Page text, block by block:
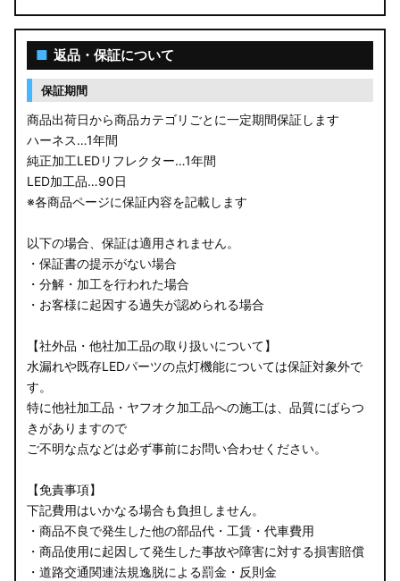
■ 返品・保証について
保証期間
商品出荷日から商品カテゴリごとに一定期間保証します
ハーネス…1年間
純正加工LEDリフレクター…1年間
LED加工品…90日
※各商品ページに保証内容を記載します
以下の場合、保証は適用されません。
・保証書の提示がない場合
・分解・加工を行われた場合
・お客様に起因する過失が認められる場合
【社外品・他社加工品の取り扱いについて】
水漏れや既存LEDパーツの点灯機能については保証対象外で
す。
特に他社加工品・ヤフオク加工品への施工は、品質にばらつ
きがありますので
ご不明な点などは必ず事前にお問い合わせください。
【免責事項】
下記費用はいかなる場合も負担しません。
・商品不良で発生した他の部品代・工賃・代車費用
・商品使用に起因して発生した事故や障害に対する損害賠償
・道路交通関連法規逸脱による罰金・反則金